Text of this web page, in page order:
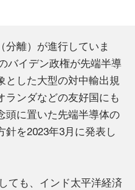
分離）が進行していま
バイデン政権が先端半導
とした大型の対中輸出規
ランダなどの友好国にも
頭に置いた先端半導体の
針を2023年3月に発表し
ても、インド太平洋経済